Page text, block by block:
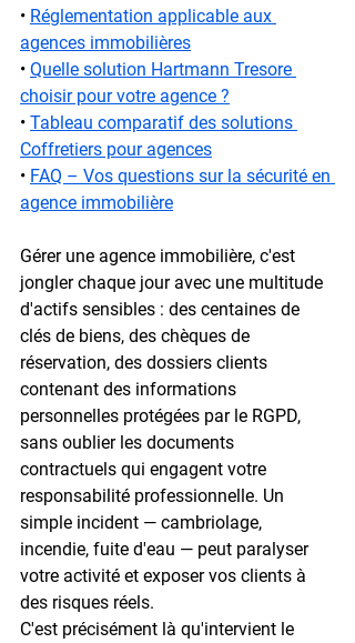
• Réglementation applicable aux
agences immobilières
• Quelle solution Hartmann Tresore
choisir pour votre agence ?
• Tableau comparatif des solutions
Coffretiers pour agences
• FAQ – Vos questions sur la sécurité en
agence immobilière
Gérer une agence immobilière, c'est
jongler chaque jour avec une multitude
d'actifs sensibles : des centaines de
clés de biens, des chèques de
réservation, des dossiers clients
contenant des informations
personnelles protégées par le RGPD,
sans oublier les documents
contractuels qui engagent votre
responsabilité professionnelle. Un
simple incident — cambriolage,
incendie, fuite d'eau — peut paralyser
votre activité et exposer vos clients à
des risques réels.
C'est précisément là qu'intervient le